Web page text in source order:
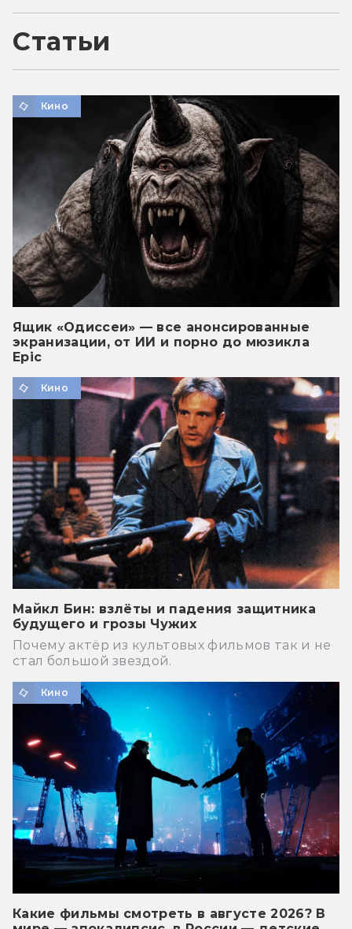
Статьи
Кино
Ящик «Одиссеи» — все анонсированные
экранизации, от ИИ и порно до мюзикла
Epic
Кино
Майкл Бин: взлёты и падения защитника
будущего и грозы Чужих
Почему актёр из культовых фильмов так и не
стал большой звездой.
Кино
Какие фильмы смотреть в августе 2026? В